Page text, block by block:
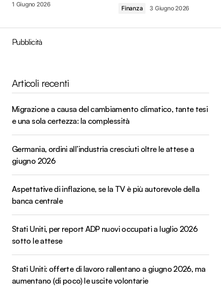
1 Giugno 2026
Finanza 3 Giugno 2026
Pubblicità
Articoli recenti
Migrazione a causa del cambiamento climatico, tante tesi
e una sola certezza: la complessità
Germania, ordini all’industria cresciuti oltre le attese a
giugno 2026
Aspettative di inflazione, se la TV è più autorevole della
banca centrale
Stati Uniti, per report ADP nuovi occupati a luglio 2026
sotto le attese
Stati Uniti: offerte di lavoro rallentano a giugno 2026, ma
aumentano (di poco) le uscite volontarie